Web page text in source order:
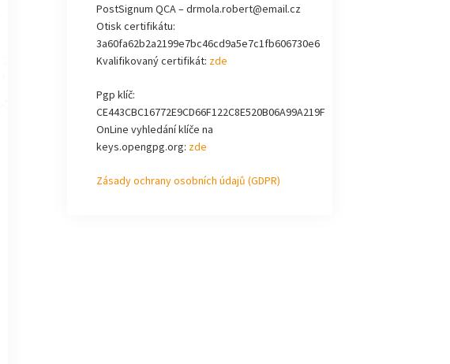
PostSignum QCA – drmola.robert@email.cz
Otisk certifikátu:
3a60fa62b2a2199e7bc46cd9a5e7c1fb606730e6
Kvalifikovaný certifikát: zde
Pgp klíč:
CE443CBC16772E9CD66F122C8E520B06A99A219F
OnLine vyhledání klíče na
keys.opengpg.org: zde
Zásady ochrany osobních údajů (GDPR)